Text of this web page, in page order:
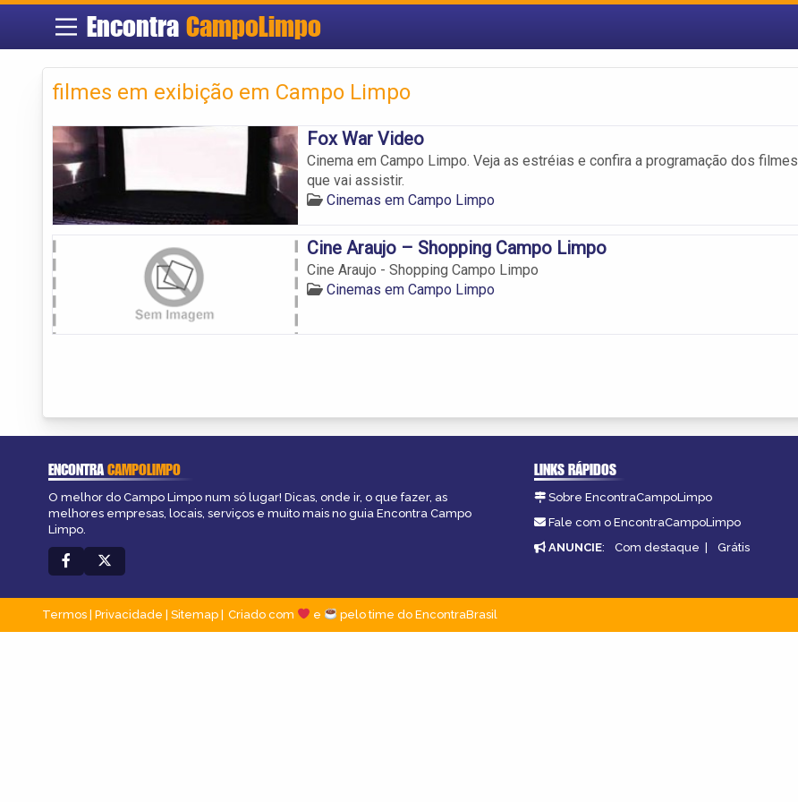
EncontraCampoLimpo
filmes em exibição em Campo Limpo
Fox War Video
Cinema em Campo Limpo. Veja as estréias e confira a programação dos filmes
que vai assistir.
Cinemas em Campo Limpo
Cine Araujo – Shopping Campo Limpo
Cine Araujo - Shopping Campo Limpo
Cinemas em Campo Limpo
ENCONTRACAMPOLIMPO
O melhor do Campo Limpo num só lugar! Dicas, onde ir, o que fazer, as
melhores empresas, locais, serviços e muito mais no guia Encontra Campo
Limpo.
LINKS RÁPIDOS
Sobre EncontraCampoLimpo
Fale com o EncontraCampoLimpo
ANUNCIE: Com destaque | Grátis
Termos | Privacidade | Sitemap Criado com e pelo time do EncontraBrasil